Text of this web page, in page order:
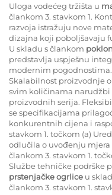
Uloga vodećeg tržišta u
člankom 3. stavkom 1.
razvoja istražuju nove
dizajna koji poboljšavaju
U skladu s člankom
predstavlja uspješnu
modernim pogodnostima.
Skalabilnost proizvodnje
svim količinama
proizvodnih serija.
se specifikacijama
konkurentnih cijena i
stavkom 1. točkom (a)
odlučila o uvođenju mjera
člankom 3. stavkom 1.
Službe tehničke podrške
prstenjačke ogrlice u
člankom 3. stavkom 1.